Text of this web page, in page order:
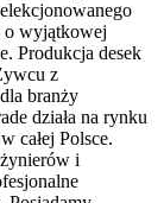
o wyjątkowej
Produkcja desek
z
branży
działa na rynku
całej Polsce.
i